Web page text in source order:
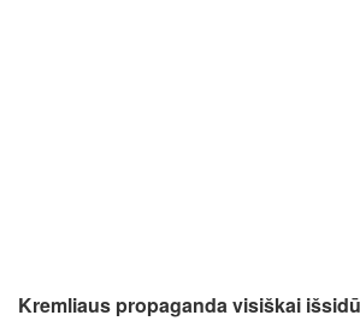
Kremliaus propaganda visiškai